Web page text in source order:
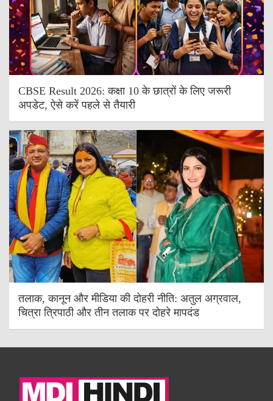
CBSE Result 2026: कक्षा 10 के छात्रों के लिए जरूरी
अपडेट, ऐसे करें पहले से तैयारी
तलाक, कानून और मीडिया की दोहरी नीति: अतुल अग्रवाल,
चित्रा त्रिपाठी और तीन तलाक पर दोहरे मापदंड